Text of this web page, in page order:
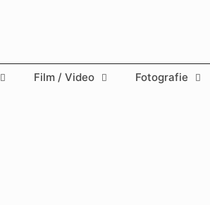
Film / Video Foto­gra­fie